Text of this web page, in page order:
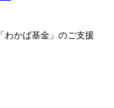
わかば基金」のご支援